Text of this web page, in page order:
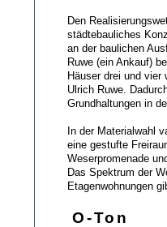
Den
städtebauliches
an der baulichen
Ruwe (ein Ankauf)
Häuser drei und
Ulrich Ruwe.
Grundhaltungen in
In der Materialwahl
eine gestufte
Weserpromenade
Das Spektrum der
Etagenwohnungen
O-Ton